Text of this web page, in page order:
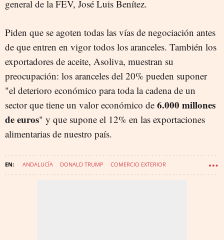
general de la FEV, José Luis Benítez.
Piden que se agoten todas las vías de negociación antes
de que entren en vigor todos los aranceles. También los
exportadores de aceite, Asoliva, muestran su
preocupación: los aranceles del 20% pueden suponer
"el deterioro económico para toda la cadena de un
sector que tiene un valor económico de 6.000 millones
de euros" y que supone el 12% en las exportaciones
alimentarias de nuestro país.
ANDALUCÍA DONALD TRUMP COMERCIO EXTERIOR